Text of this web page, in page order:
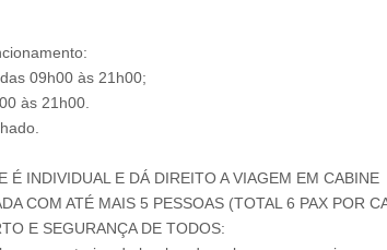
09h00 às 21h00;
às 21h00.
É INDIVIDUAL E DÁ DIREITO A VIAGEM EM CABINE
COM ATÉ MAIS 5 PESSOAS (TOTAL 6 PAX POR
E SEGURANÇA DE TODOS: